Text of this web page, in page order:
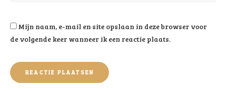
Mijn naam, e-mail en site opslaan in deze browser voor
de volgende keer wanneer ik een reactie plaats.